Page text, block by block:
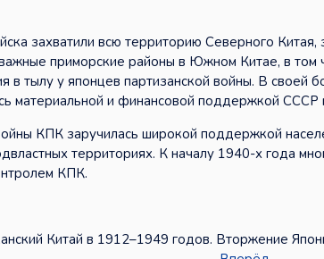
захватили всю территорию Северного
приморские районы в Южном Китае, в том
в тылу у японцев партизанской войны. В своей
материальной и финансовой поддержкой СССР
КПК заручилась широкой поддержкой
территориях. К началу 1940-х года
КПК.
Китай в 1912–1949 годов. Вторжение